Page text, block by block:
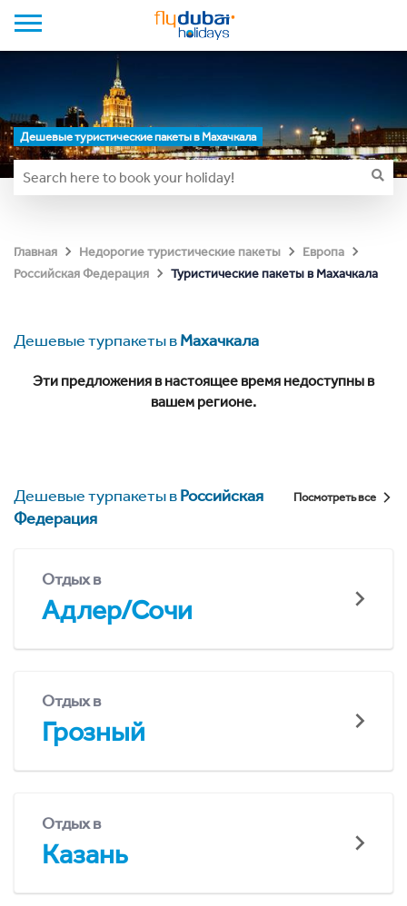
Дешевые туристические пакеты в Махачкала
Главная Недорогие туристические пакеты
Европа
Российская Федерация
Туристические пакеты в Махачкала
Дешевые турпакеты вМахачкала
Эти предложения в настоящее время недоступны в
вашем регионе.
Дешевые турпакеты вРоссийская
Федерация
Посмотреть все
Отдых в
Адлер/Сочи
Отдых в
Грозный
Отдых в
Казань